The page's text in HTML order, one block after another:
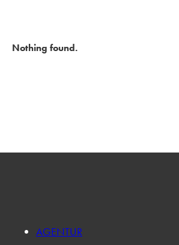
Nothing found.
AGENTUR